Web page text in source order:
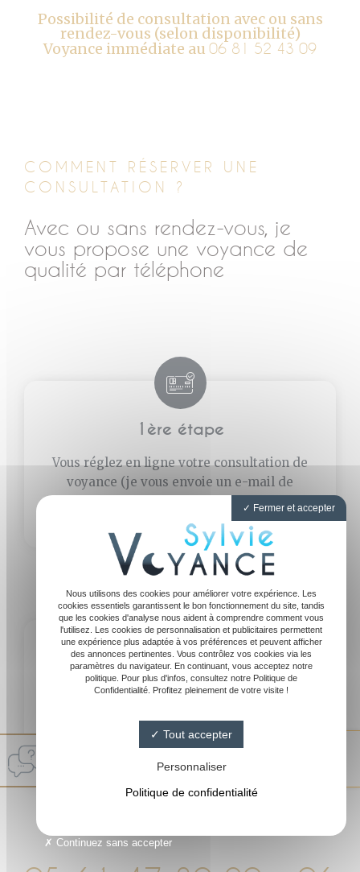
Possibilité de consultation avec ou sans
rendez-vous (selon disponibilité)
Voyance immédiate au 06 81 52 43 09
COMMENT RÉSERVER UNE
CONSULTATION ?
Avec ou sans rendez-vous, je
vous propose une voyance de
qualité par téléphone
1ère étape
Vous réglez en ligne votre consultation de
voyance (je vous envoie un e-mail de
confirmation de paiement).
2ème étape
la séance de voyance ou pour fixer un rendez-
vous au plus tôt.Sylvie Medium
Fermer et accepter
Nous utilisons des cookies pour améliorer votre expérience. Les
cookies essentiels garantissent le bon fonctionnement du site, tandis
que les cookies d'analyse nous aident à comprendre comment vous
l'utilisez. Les cookies de personnalisation et publicitaires permettent
une expérience plus adaptée à vos préférences et peuvent afficher
des annonces pertinentes. Vous contrôlez vos cookies via les
paramètres du navigateur. En continuant, vous acceptez notre
politique. Pour plus d'infos, consultez notre Politique de
Confidentialité. Profitez pleinement de votre visite !
Tout accepter
Personnaliser
Politique de confidentialité
Continuez sans accepter